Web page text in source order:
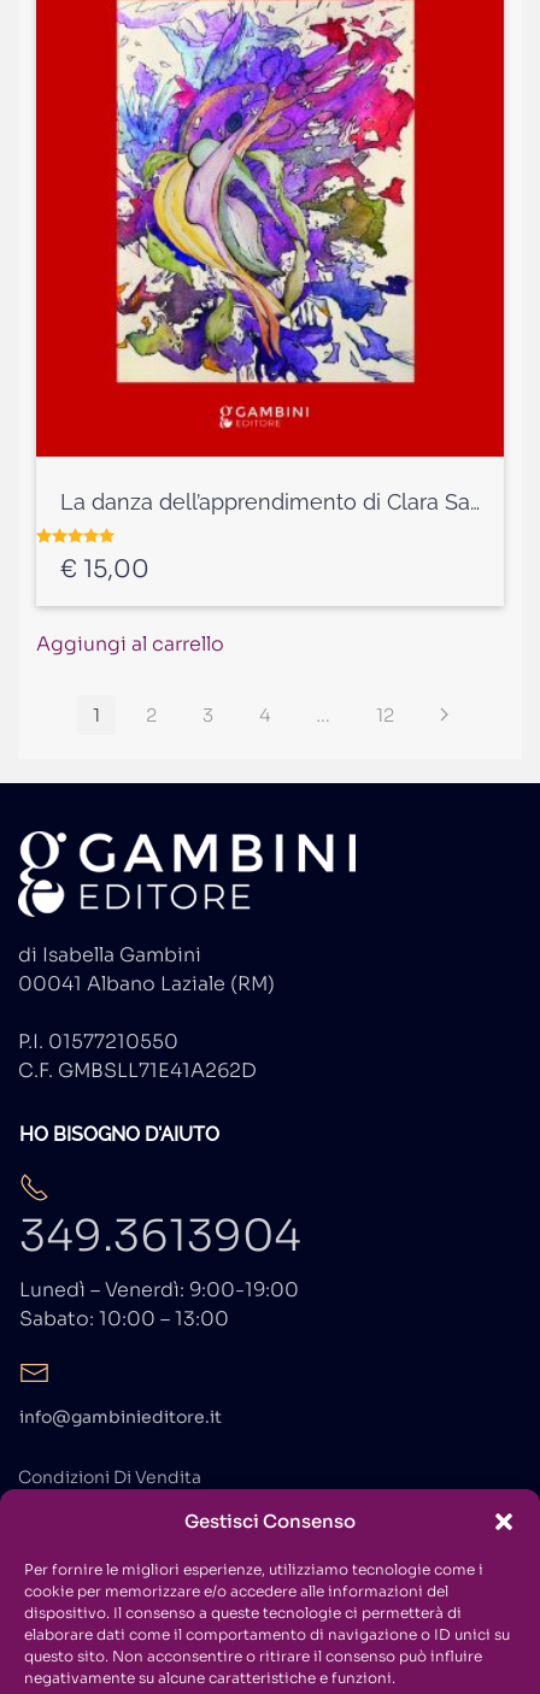
Gestisci Consenso
Per fornire le migliori esperienze, utilizziamo tecnologie come i
cookie per memorizzare e/o accedere alle informazioni del
dispositivo. Il consenso a queste tecnologie ci permetterà di
elaborare dati come il comportamento di navigazione o ID unici su
questo sito. Non acconsentire o ritirare il consenso può influire
negativamente su alcune caratteristiche e funzioni.
La danza dell’apprendimento di Clara Sardella
€ 15,00
Aggiungi al carrello
1 2 3 4 … 12
di Isabella Gambini
00041 Albano Laziale (RM)
P.I. 01577210550
C.F. GMBSLL71E41A262D
HO BISOGNO D'AIUTO
349.3613904
Lunedì – Venerdì: 9:00-19:00
Sabato: 10:00 – 13:00
info@gambinieditore.it
Condizioni Di Vendita
Cookie Policy
Contatti